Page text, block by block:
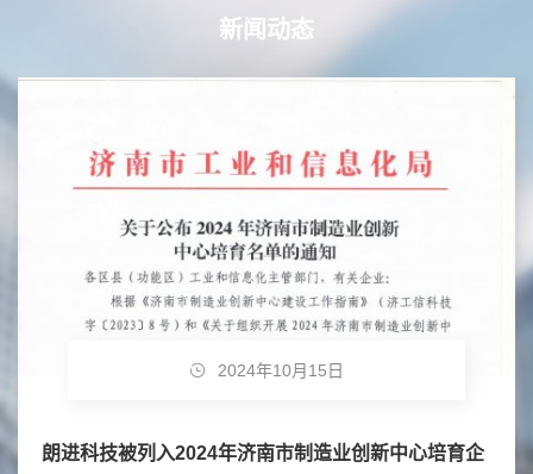
新闻动态
2024年10月15日
朗进科技被列入2024年济南市制造业创新中心培育企